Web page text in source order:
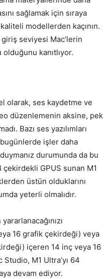
sağlamak için sıraya
modellerden kaçının.
seviyesi Mac’lerin
kanıtlıyor.
olarak, ses kaydetme ve
düzenlemenin aksine, pek
Bazı ses yazılımları
bugünlerde işler daha
durumunda da bu
çekirdekli GPUS sunan M1
üstün olduklarını
yeterli olmalıdır.
16 grafik çekirdeği) veya
içeren 14 inç veya 16
Studio, M1 Ultra’yı 64
devam ediyor.